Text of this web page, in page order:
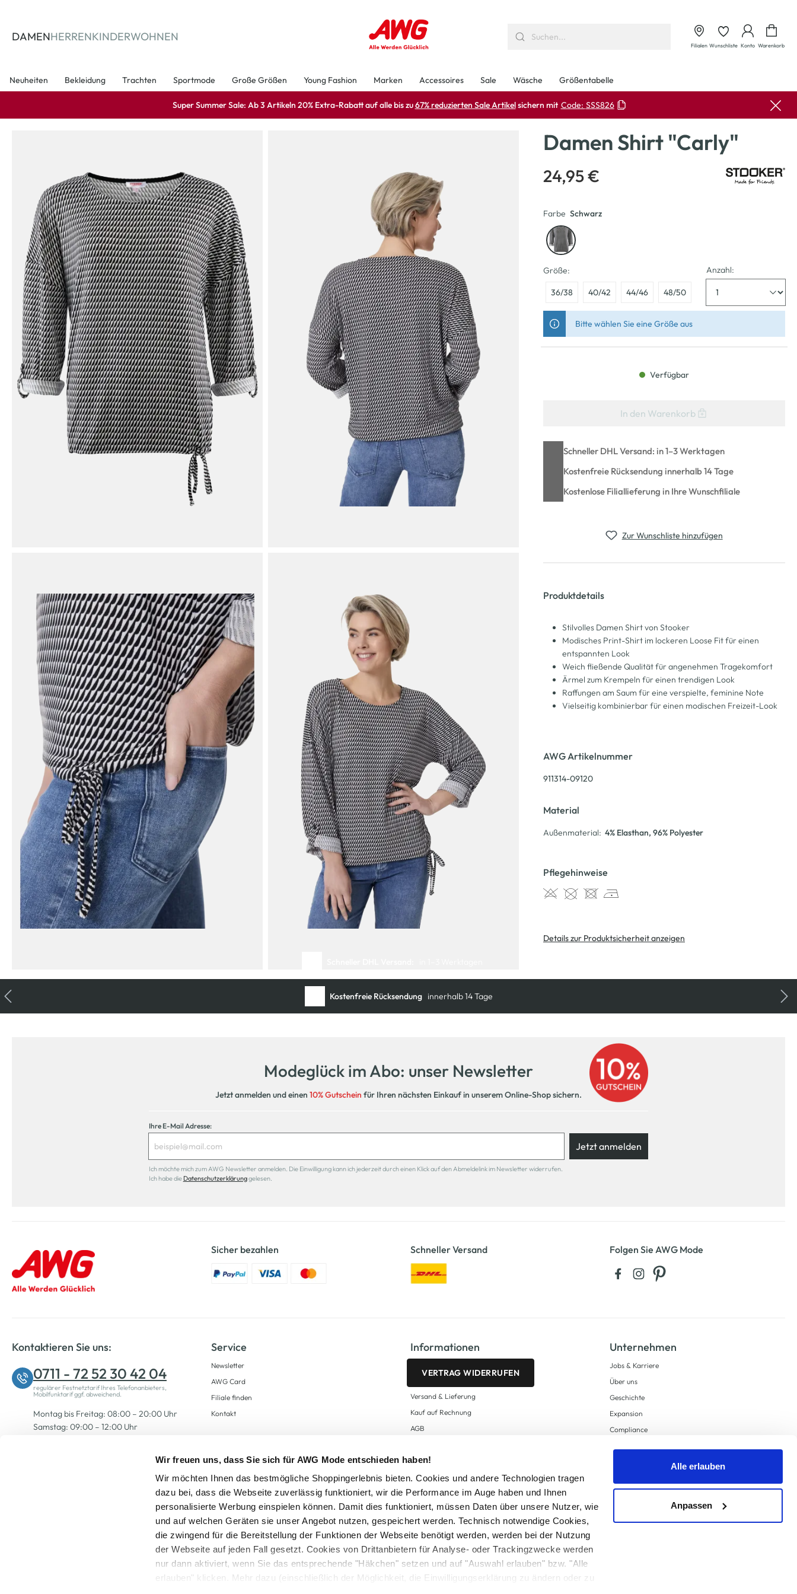
Wir freuen uns, dass Sie sich für AWG Mode entschieden haben!
Wir möchten Ihnen das bestmögliche Shoppingerlebnis bieten. Cookies und andere Technologien tragen
dazu bei, dass die Webseite zuverlässig funktioniert, wir die Performance im Auge haben und Ihnen
personalisierte Werbung einspielen können. Damit dies funktioniert, müssen Daten über unsere Nutzer, wie
und auf welchen Geräten sie unser Angebot nutzen, gespeichert werden. Technisch notwendige Cookies,
die zwingend für die Bereitstellung der Funktionen der Webseite benötigt werden, werden bei der Nutzung
der Webseite auf jeden Fall gesetzt. Cookies von Drittanbietern für Analyse- oder Trackingzwecke werden
nur dann aktiviert, wenn Sie das entsprechende "Häkchen" setzen und auf "Auswahl erlauben" bzw. "Alle
erlauben" klicken. Mehr dazu (einschließlich der Möglichkeit, die Einwilligungserklärung zu ändern oder zu
Alle erlauben
Anpassen
DAMENHERRENKINDERWOHNEN
Filialen Wunschliste Konto Warenkorb
Neuheiten Bekleidung Trachten Sportmode Große Größen Young Fashion Marken Accessoires Sale Wäsche Größentabelle
Super Summer Sale: Ab 3 Artikeln 20% Extra-Rabatt auf alle bis zu67% reduzierten Sale Artikelsichern mit Code: SSS826
Damen Shirt "Carly"
24,95 €
Farbe Schwarz
Größe:
36/38 40/42 44/46 48/50
Anzahl:
Bitte wählen Sie eine Größe aus
Verfügbar
In den Warenkorb
Schneller DHL Versand: in 1–3 Werktagen
Kostenfreie Rücksendung innerhalb 14 Tage
Kostenlose Filiallieferung in Ihre Wunschfiliale
Zur Wunschliste hinzufügen
Produktdetails
Stilvolles Damen Shirt von Stooker
Modisches Print-Shirt im lockeren Loose Fit für einen
entspannten Look
Weich fließende Qualität für angenehmen Tragekomfort
Ärmel zum Krempeln für einen trendigen Look
Raffungen am Saum für eine verspielte, feminine Note
Vielseitig kombinierbar für einen modischen Freizeit-Look
AWG Artikelnummer
911314-09120
Material
Außenmaterial: 4% Elasthan, 96% Polyester
Pflegehinweise
Details zur Produktsicherheit anzeigen
Kostenfreie Rücksendung innerhalb 14 Tage
Modeglück im Abo: unser Newsletter
Jetzt anmelden und einen 10% Gutschein für Ihren nächsten Einkauf in unserem Online-Shop sichern.
Ihre E-Mail Adresse:
Jetzt anmelden
Ich möchte mich zum AWG Newsletter anmelden. Die Einwilligung kann ich jederzeit durch einen Klick auf den Abmeldelink im Newsletter widerrufen.
Ich habe die Datenschutzerklärunggelesen.
Sicher bezahlen Schneller Versand Folgen Sie AWG Mode
Kontaktieren Sie uns:
0711 - 72 52 30 42 04
regulärer Festnetztarif Ihres Telefonanbieters,
Mobilfunktarif ggf. abweichend.
Montag bis Freitag: 08:00 – 20:00 Uhr
Samstag: 09:00 – 12:00 Uhr
Service
Newsletter
AWG Card
Filiale finden
Kontakt
Informationen
VERTRAG WIDERRUFEN
Versand & Lieferung
Kauf auf Rechnung
AGB
Zahlungsarten
Datenschutz
AWG CARD Teilnahmebedingungen
Unternehmen
Jobs & Karriere
Über uns
Geschichte
Expansion
Compliance
Supply Chain Due Diligence
Alle Preise inkl. gesetzl. Mehrwertsteuer zzgl.